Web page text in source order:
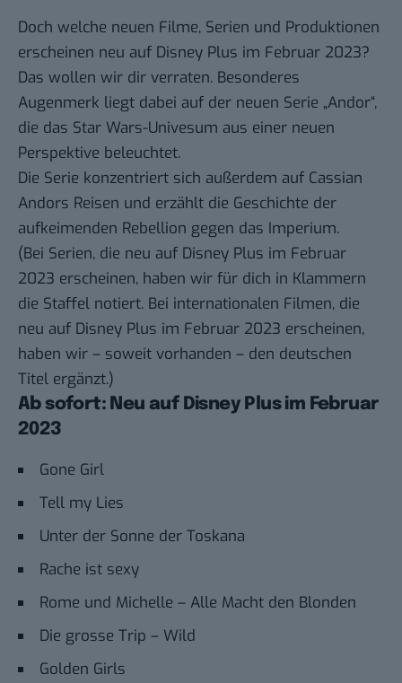
Doch welche neuen Filme, Serien und Produktionen
erscheinen neu auf Disney Plus im Februar 2023?
Das wollen wir dir verraten. Besonderes
Augenmerk liegt dabei auf der neuen Serie „Andor“,
die das Star Wars-Univesum aus einer neuen
Perspektive beleuchtet.
Die Serie konzentriert sich außerdem auf Cassian
Andors Reisen und erzählt die Geschichte der
aufkeimenden Rebellion gegen das Imperium.
(Bei Serien, die neu auf Disney Plus im Februar
2023 erscheinen, haben wir für dich in Klammern
die Staffel notiert. Bei internationalen Filmen, die
neu auf Disney Plus im Februar 2023 erscheinen,
haben wir – soweit vorhanden – den deutschen
Titel ergänzt.)
Ab sofort: Neu auf Disney Plus im Februar
2023
Gone Girl
Tell my Lies
Unter der Sonne der Toskana
Rache ist sexy
Rome und Michelle – Alle Macht den Blonden
Die grosse Trip – Wild
Golden Girls